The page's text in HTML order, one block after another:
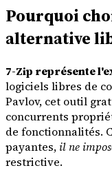
Pourquoi
alternative
7-Zip représente
logiciels libres de
Pavlov, cet outil
concurrents
de fonctionnalités.
payantes, il ne
restrictive.